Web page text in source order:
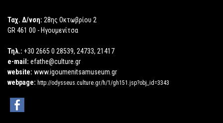
Ταχ. Δ/νση: 28ης Οκτωβρίου 2
GR 461 00 - Ηγουμενίτσα
Τηλ.: +30 2665 0 28539, 24733, 21417
e-mail: efathe@culture.gr
website: www.igoumenitsamuseum.gr
webpage: http://odysseus.culture.gr/h/1/gh151.jsp?obj_id=3343